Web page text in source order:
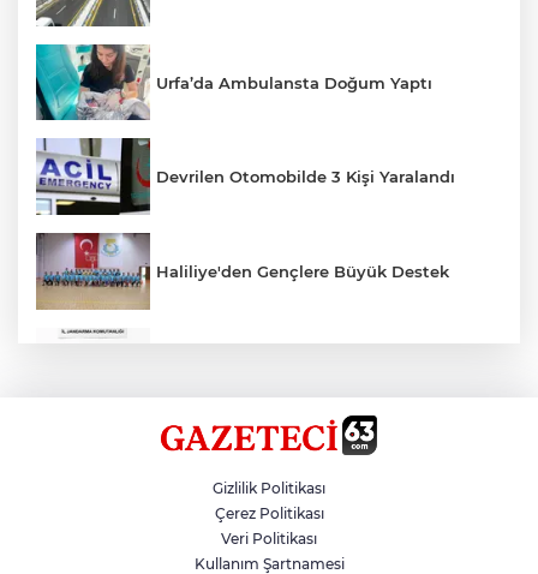
Urfa’da Ambulansta Doğum Yaptı
Devrilen Otomobilde 3 Kişi Yaralandı
Haliliye'den Gençlere Büyük Destek
Hikmet Başak’tan Ulaşım Çalışması
Atatürk Bulvarında Asfalt Yenileniyor
Gizlilik Politikası
Çerez Politikası
Veri Politikası
Kullanım Şartnamesi